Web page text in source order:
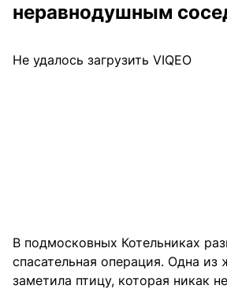
неравнодушным
Не удалось загрузить VIQEO
В подмосковных Котельниках
спасательная операция. Одна из
заметила птицу, которая никак